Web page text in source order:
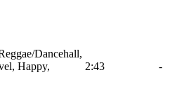
Dancehall,
Happy,
2:43 -